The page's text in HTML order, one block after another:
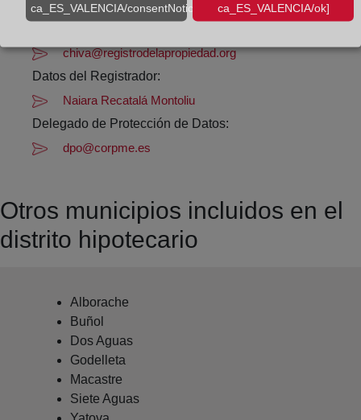
96 392 95 46
chiva@registrodelapropiedad.org
Datos del Registrador:
Naiara Recatalá Montoliu
Delegado de Protección de Datos:
dpo@corpme.es
Otros municipios incluidos en el
distrito hipotecario
Alborache
Buñol
Dos Aguas
Godelleta
Macastre
Siete Aguas
ca_ES_VALENCIA/consentNotice/learnMore]ca_ES_VALENCIA/ok]